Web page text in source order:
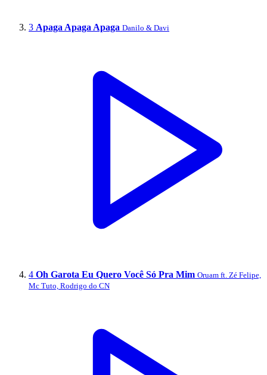
3 Apaga Apaga Apaga Danilo & Davi
4 Oh Garota Eu Quero Você Só Pra Mim Oruam ft. Zé Felipe,
Mc Tuto, Rodrigo do CN